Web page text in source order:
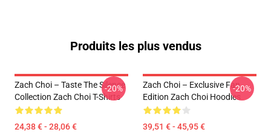
Produits les plus vendus
Zach Choi – Taste The Silence
Collection Zach Choi T-Shirts
24,38 € - 28,06 €
-20%
Zach Choi – Exclusive Fan
Edition Zach Choi Hoodies
39,51 € - 45,95 €
-20%